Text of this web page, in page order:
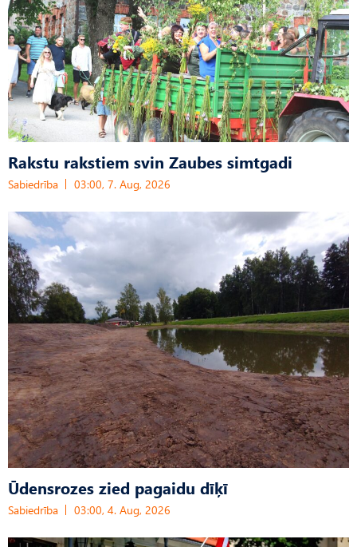
Rakstu rakstiem svin Zaubes simtgadi
Sabiedrība 03:00, 7. Aug, 2026
Ūdensrozes zied pagaidu dīķī
Sabiedrība 03:00, 4. Aug, 2026